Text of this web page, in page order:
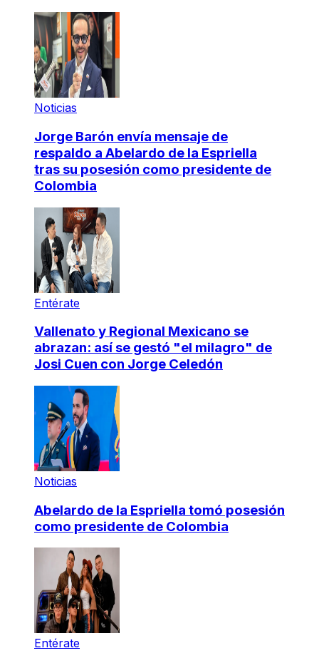
Noticias
Jorge Barón envía mensaje de
respaldo a Abelardo de la Espriella
tras su posesión como presidente de
Colombia
Entérate
Vallenato y Regional Mexicano se
abrazan: así se gestó "el milagro" de
Josi Cuen con Jorge Celedón
Noticias
Abelardo de la Espriella tomó posesión
como presidente de Colombia
Entérate